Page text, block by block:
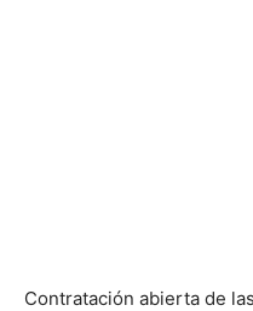
Contratación abierta de